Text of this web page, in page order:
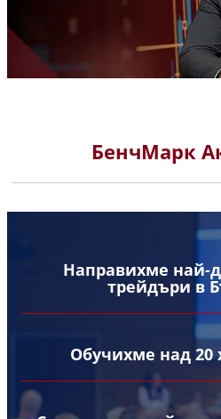
БенчМарк
Направихме най-
трейдъри в
Обучихме над 20